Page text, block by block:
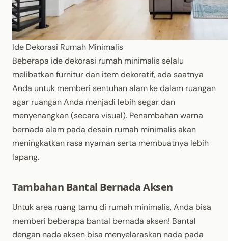
Ide Dekorasi Rumah Minimalis
Beberapa ide dekorasi rumah minimalis selalu
melibatkan furnitur dan item dekoratif, ada saatnya
Anda untuk memberi sentuhan alam ke dalam ruangan
agar ruangan Anda menjadi lebih segar dan
menyenangkan (secara visual). Penambahan warna
bernada alam pada desain rumah minimalis akan
meningkatkan rasa nyaman serta membuatnya lebih
lapang.
Tambahan Bantal Bernada Aksen
Untuk area ruang tamu di rumah minimalis, Anda bisa
memberi beberapa bantal bernada aksen! Bantal
dengan nada aksen bisa menyelaraskan nada pada